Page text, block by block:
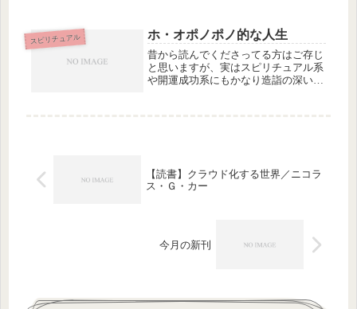
けたいと思います。これ、自分的には
本気も本気、大まじめにそう...
スピリチュアル ホ・オポノポノ的な人生
昔から読んでくださってる方はご存じ
と思いますが、実はスピリチュアル系
や開運成功系にもかなり造詣の深い
【読書】クラウド化する世界／ニコラ
ス・Ｇ・カー
今月の新刊